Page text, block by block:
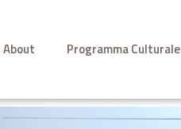
About Programma Culturale